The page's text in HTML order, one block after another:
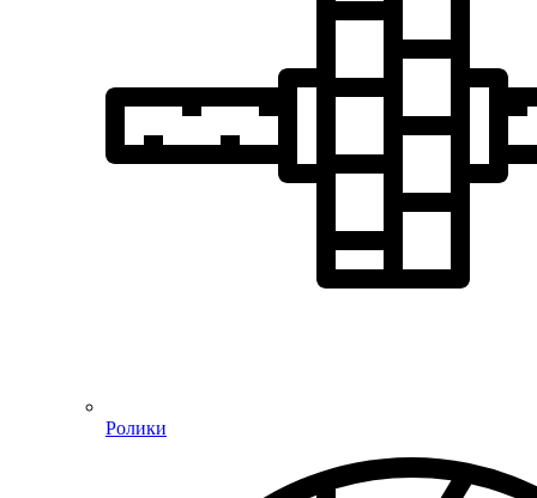
Ролики